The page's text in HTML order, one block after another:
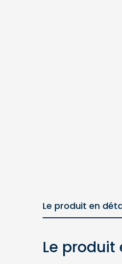
Le produit en
Le produit